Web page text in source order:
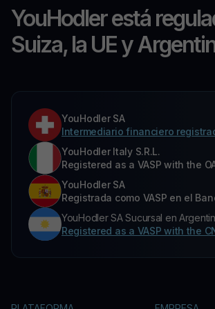
YouHodler está
Suiza, la UE y
YouHodler SA
Intermediario financiero
YouHodler Italy S.R.L.
Registered as a VASP with the
YouHodler SA
Registrada como VASP en el
YouHodler SA Sucursal en
Registered as a VASP with the